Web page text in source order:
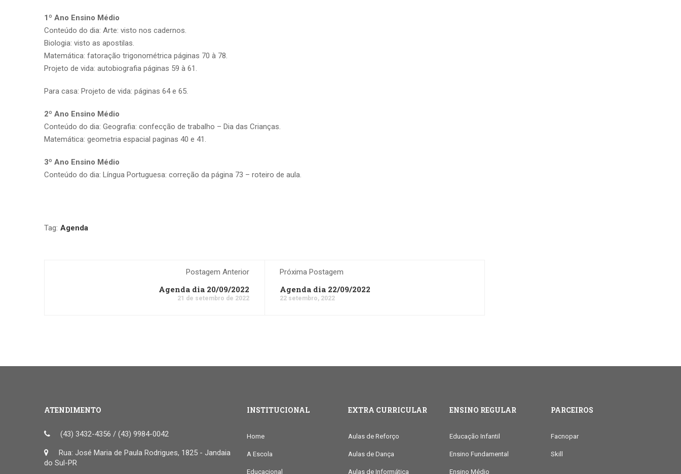
1º Ano Ensino Médio
Conteúdo do dia: Arte: visto nos cadernos.
Biologia: visto as apostilas.
Matemática: fatoração trigonométrica páginas 70 à 78.
Projeto de vida: autobiografia páginas 59 à 61.
Para casa: Projeto de vida: páginas 64 e 65.
2º Ano Ensino Médio
Conteúdo do dia: Geografia: confecção de trabalho – Dia das Crianças.
Matemática: geometria espacial paginas 40 e 41.
3º Ano Ensino Médio
Conteúdo do dia: Língua Portuguesa: correção da página 73 – roteiro de aula.
Tag: Agenda
Postagem Anterior
Agenda dia 20/09/2022
21 de setembro de 2022
Próxima Postagem
Agenda dia 22/09/2022
22 setembro, 2022
ATENDIMENTO
(43) 3432-4356 / (43) 9984-0042
Rua: José Maria de Paula Rodrigues, 1825 - Jandaia
do Sul-PR
INSTITUCIONAL
Home
A Escola
Educacional
EXTRA CURRICULAR
Aulas de Reforço
Aulas de Dança
Aulas de Informática
ENSINO REGULAR
Educação Infantil
Ensino Fundamental
Ensino Médio
PARCEIROS
Facnopar
Skill